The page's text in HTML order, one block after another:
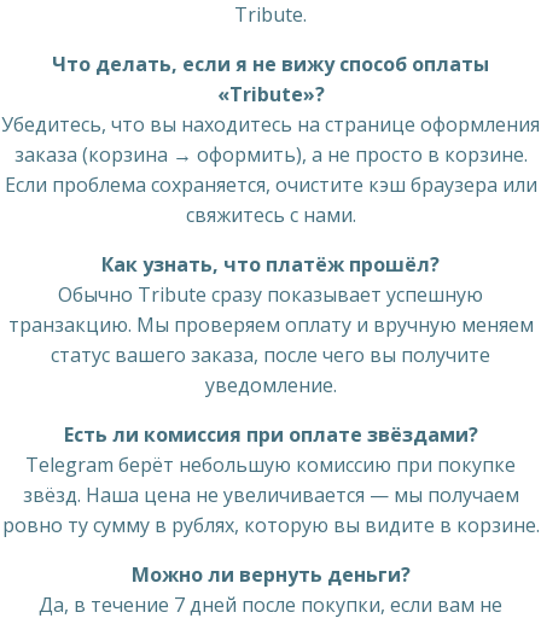
Tribute.
Что делать, если я не вижу способ оплаты
«Tribute»?
Убедитесь, что вы находитесь на странице оформления
заказа (корзина → оформить), а не просто в корзине.
Если проблема сохраняется, очистите кэш браузера или
свяжитесь с нами.
Как узнать, что платёж прошёл?
Обычно Tribute сразу показывает успешную
транзакцию. Мы проверяем оплату и вручную меняем
статус вашего заказа, после чего вы получите
уведомление.
Есть ли комиссия при оплате звёздами?
Telegram берёт небольшую комиссию при покупке
звёзд. Наша цена не увеличивается — мы получаем
ровно ту сумму в рублях, которую вы видите в корзине.
Можно ли вернуть деньги?
Да, в течение 7 дней после покупки, если вам не